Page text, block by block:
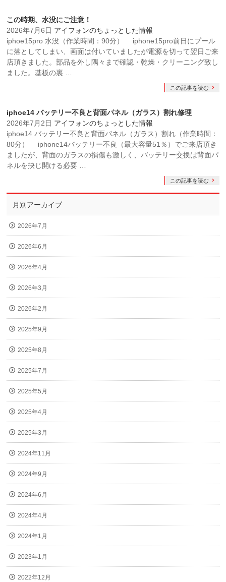
この時期、水没にご注意！
2026年7月6日 アイフォンのちょっとした情報
iphoe15pro 水没（作業時間：90分） iphone15pro前日にプール
に落としてしまい、画面は付いていましたが電源を切って翌日ご来
店頂きました。部品を外し隅々まで確認・乾燥・クリーニング致し
ました。基板の裏 …
この記事を読む
iphoe14 バッテリー不良と背面パネル（ガラス）割れ修理
2026年7月2日 アイフォンのちょっとした情報
iphoe14 バッテリー不良と背面パネル（ガラス）割れ（作業時間：
80分） iphone14バッテリー不良（最大容量51％）でご来店頂き
ましたが、背面のガラスの損傷も激しく、バッテリー交換は背面パ
ネルを抉じ開ける必要 …
この記事を読む
月別アーカイブ
2026年7月
2026年6月
2026年4月
2026年3月
2026年2月
2025年9月
2025年8月
2025年7月
2025年5月
2025年4月
2025年3月
2024年11月
2024年9月
2024年6月
2024年4月
2024年1月
2023年1月
2022年12月